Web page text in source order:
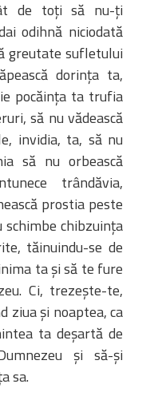
de toţi să nu-ţi
odihnă niciodată
greutate sufletului
dorinţa ta,
pocăinţa ta trufia
să nu vădească
invidia, ta, să nu
să nu orbească
trândăvia,
prostia peste
chibzuinţa
tăinuindu-se de
ta şi să te fure
Ci, trezeşte-te,
ziua şi noaptea, ca
ta deşartă de
şi să-şi
sa.